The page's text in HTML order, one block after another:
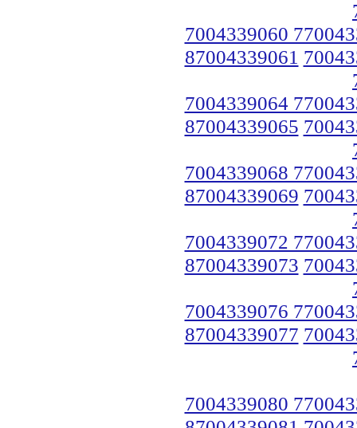
7004339060
87004339061
7004339064
87004339065
7004339068
87004339069
7004339072
87004339073
7004339076
87004339077
7004339080